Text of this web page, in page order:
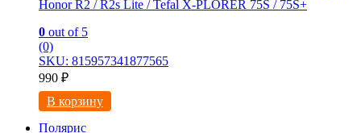
Honor R2 / R2s Litе / Tefal X-PLORER 75S / 75S+
0 out of 5
(0)
SKU: 815957341877565
990 ₽
В корзину
Полярис